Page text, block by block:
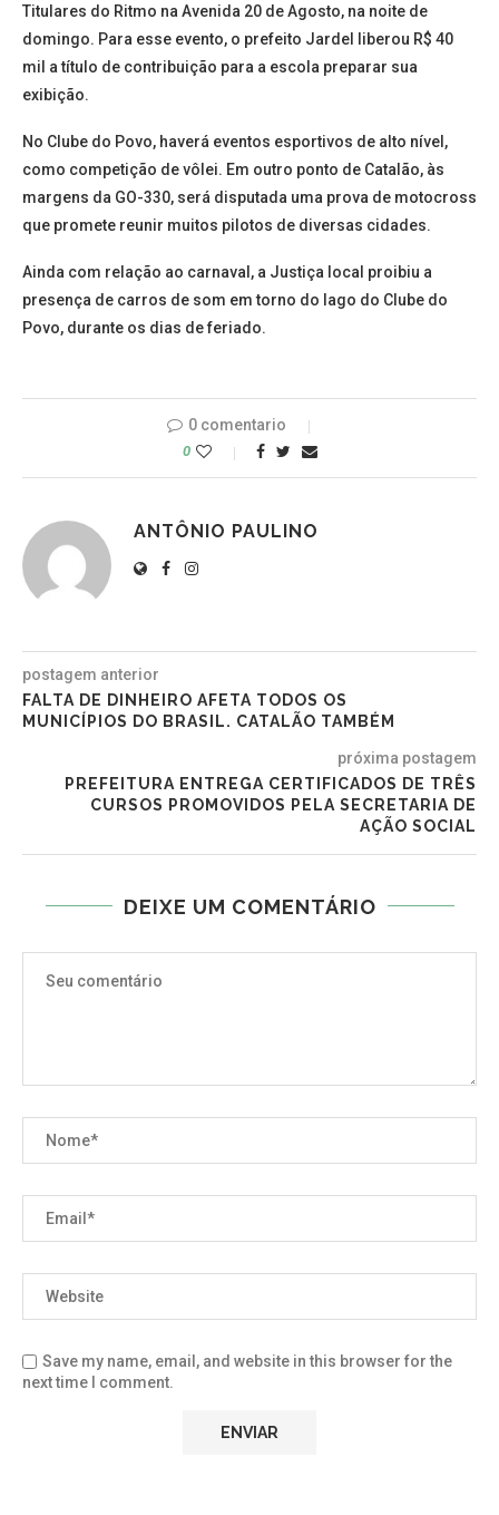
Titulares do Ritmo na Avenida 20 de Agosto, na noite de
domingo. Para esse evento, o prefeito Jardel liberou R$ 40
mil a título de contribuição para a escola preparar sua
exibição.
No Clube do Povo, haverá eventos esportivos de alto nível,
como competição de vôlei. Em outro ponto de Catalão, às
margens da GO-330, será disputada uma prova de motocross
que promete reunir muitos pilotos de diversas cidades.
Ainda com relação ao carnaval, a Justiça local proibiu a
presença de carros de som em torno do lago do Clube do
Povo, durante os dias de feriado.
0 comentario
0
ANTÔNIO PAULINO
postagem anterior
FALTA DE DINHEIRO AFETA TODOS OS
MUNICÍPIOS DO BRASIL. CATALÃO TAMBÉM
próxima postagem
PREFEITURA ENTREGA CERTIFICADOS DE TRÊS
CURSOS PROMOVIDOS PELA SECRETARIA DE
AÇÃO SOCIAL
DEIXE UM COMENTÁRIO
Save my name, email, and website in this browser for the
next time I comment.